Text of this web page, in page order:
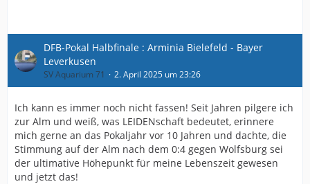
DFB-Pokal Halbfinale : Arminia Bielefeld - Bayer
Leverkusen
SV Aquarium 71 2. April 2025 um 23:26
Ich kann es immer noch nicht fassen! Seit Jahren pilgere ich
zur Alm und weiß, was LEIDENschaft bedeutet, erinnere
mich gerne an das Pokaljahr vor 10 Jahren und dachte, die
Stimmung auf der Alm nach dem 0:4 gegen Wolfsburg sei
der ultimative Höhepunkt für meine Lebenszeit gewesen
und jetzt das!